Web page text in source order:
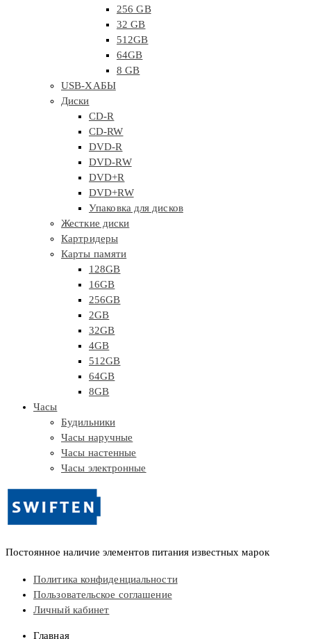
256 GB
32 GB
512GB
64GB
8 GB
USB-ХАБЫ
Диски
CD-R
CD-RW
DVD-R
DVD-RW
DVD+R
DVD+RW
Упаковка для дисков
Жесткие диски
Картридеры
Карты памяти
128GB
16GB
256GB
2GB
32GB
4GB
512GB
64GB
8GB
Часы
Будильники
Часы наручные
Часы настенные
Часы электронные
Постоянное наличие элементов питания известных марок
Политика конфиденциальности
Пользовательское соглашение
Личный кабинет
Главная